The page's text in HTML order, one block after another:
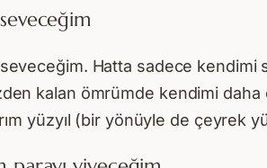
Hatta sadece
kalan ömrümde kendimi
yüzyıl (bir yönüyle de çeyrek